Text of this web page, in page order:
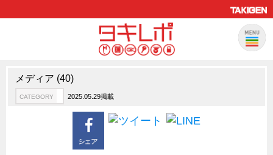
CATEGORY
新製品ロケットニュース
メディア (40)
CATEGORY 2025.05.29掲載